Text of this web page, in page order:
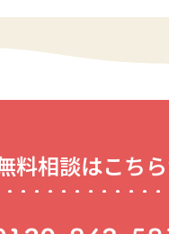
料相談はこち